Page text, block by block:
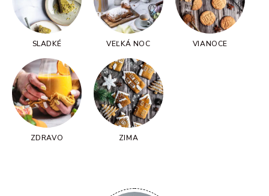
SLADKÉ VEĽKÁ NOC VIANOCE
ZDRAVO ZIMA